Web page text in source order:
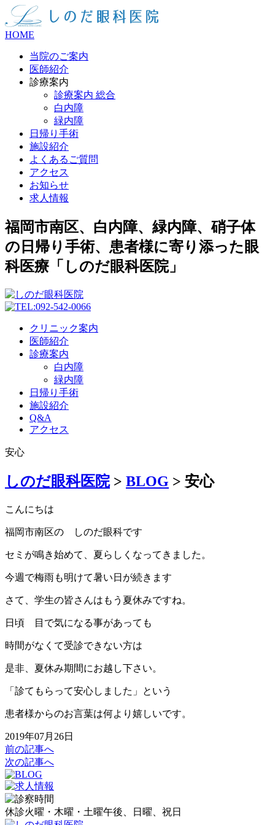
HOME
当院のご案内
医師紹介
診療案内
診療案内 総合
白内障
緑内障
日帰り手術
施設紹介
よくあるご質問
アクセス
お知らせ
求人情報
福岡市南区、白内障、緑内障、硝子体
の日帰り手術、患者様に寄り添った眼
科医療「しのだ眼科医院」
クリニック案内
医師紹介
診療案内
白内障
緑内障
日帰り手術
施設紹介
Q&A
アクセス
安心
しのだ眼科医院> BLOG > 安心
こんにちは
福岡市南区の しのだ眼科です
セミが鳴き始めて、夏らしくなってきました。
今週で梅雨も明けて暑い日が続きます
さて、学生の皆さんはもう夏休みですね。
日頃 目で気になる事があっても
時間がなくて受診できない方は
是非、夏休み期間にお越し下さい。
「診てもらって安心しました」という
患者様からのお言葉は何より嬉しいです。
2019年07月26日
前の記事へ
次の記事へ
休診火曜・木曜・土曜午後、日曜、祝日